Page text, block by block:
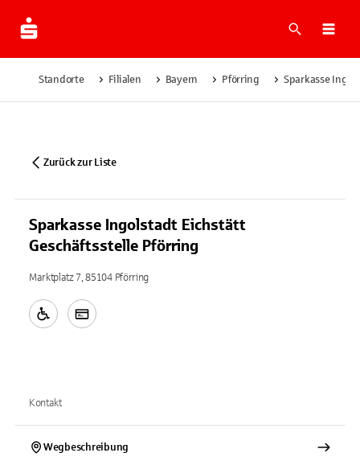
Suche
Standorte Filialen Bayern Pförring Sparkasse
Zurück zur Liste
Sparkasse Ingolstadt Eichstätt
Geschäftsstelle Pförring
Marktplatz 7, 85104 Pförring
Kontakt
Wegbeschreibung